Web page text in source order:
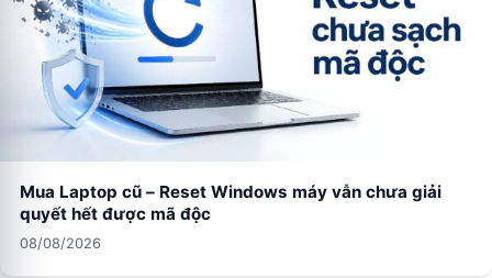
Mua Laptop cũ – Reset Windows máy vẫn chưa giải
quyết hết được mã độc
08/08/2026